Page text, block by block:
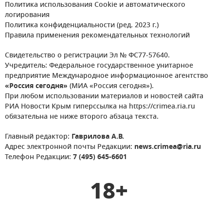
Политика использования Cookie и автоматического
логирования
Политика конфиденциальности (ред. 2023 г.)
Правила применения рекомендательных технологий
Свидетельство о регистрации Эл № ФС77-57640.
Учредитель: Федеральное государственное унитарное
предприятие Международное информационное агентство
«Россия сегодня» (МИА «Россия сегодня»).
При любом использовании материалов и новостей сайта
РИА Новости Крым гиперссылка на https://crimea.ria.ru
обязательна не ниже второго абзаца текста.
Главный редактор: Гаврилова А.В.
Адрес электронной почты Редакции: news.crimea@ria.ru
Телефон Редакции: 7 (495) 645-6601
18+